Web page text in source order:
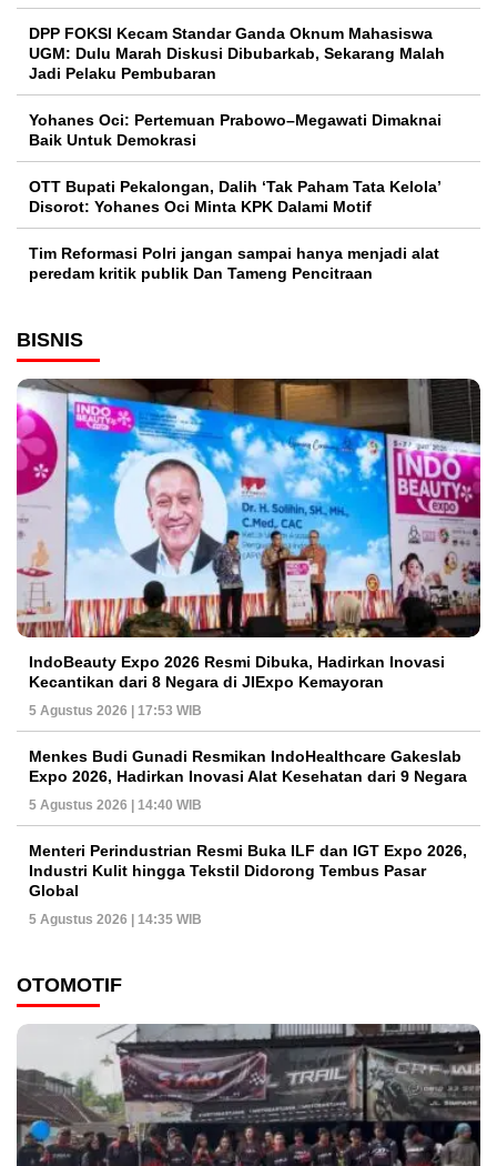
DPP FOKSI Kecam Standar Ganda Oknum Mahasiswa
UGM: Dulu Marah Diskusi Dibubarkab, Sekarang Malah
Jadi Pelaku Pembubaran
Yohanes Oci: Pertemuan Prabowo–Megawati Dimaknai
Baik Untuk Demokrasi
OTT Bupati Pekalongan, Dalih ‘Tak Paham Tata Kelola’
Disorot: Yohanes Oci Minta KPK Dalami Motif
Tim Reformasi Polri jangan sampai hanya menjadi alat
peredam kritik publik Dan Tameng Pencitraan
BISNIS
IndoBeauty Expo 2026 Resmi Dibuka, Hadirkan Inovasi
Kecantikan dari 8 Negara di JIExpo Kemayoran
5 Agustus 2026 | 17:53 WIB
Menkes Budi Gunadi Resmikan IndoHealthcare Gakeslab
Expo 2026, Hadirkan Inovasi Alat Kesehatan dari 9 Negara
5 Agustus 2026 | 14:40 WIB
Menteri Perindustrian Resmi Buka ILF dan IGT Expo 2026,
Industri Kulit hingga Tekstil Didorong Tembus Pasar
Global
5 Agustus 2026 | 14:35 WIB
OTOMOTIF